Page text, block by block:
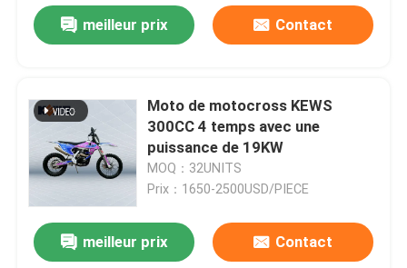
meilleur prix Contact
Moto de motocross KEWS
300CC 4 temps avec une
puissance de 19KW
MOQ：32UNITS
Prix：1650-2500USD/PIECE
meilleur prix Contact